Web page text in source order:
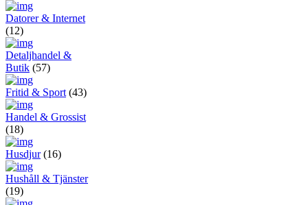
Datorer & Internet
(12)
Detaljhandel &
Butik (57)
Fritid & Sport (43)
Handel & Grossist
(18)
Husdjur (16)
Hushåll & Tjänster
(19)